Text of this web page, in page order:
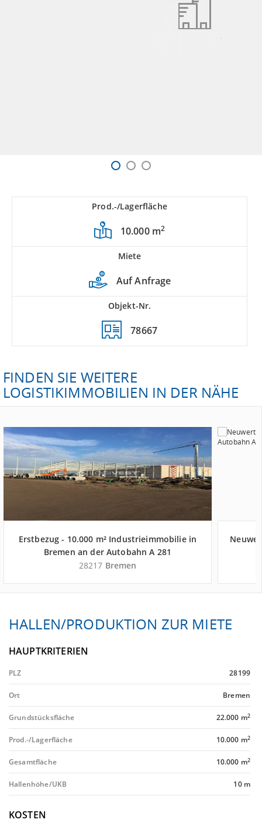
Prod.-/Lagerfläche
10.000 m2
Miete
Auf Anfrage
Objekt-Nr.
78667
FINDEN SIE WEITERE
LOGISTIKIMMOBILIEN IN DER NÄHE
Erstbezug - 10.000 m² Industrieimmobilie in
Bremen an der Autobahn A 281
28217 Bremen
HALLEN/PRODUKTION ZUR MIETE
HAUPTKRITERIEN
PLZ 28199
Ort Bremen
Grundstücksfläche 22.000 m2
Prod.-/Lagerfläche 10.000 m2
Gesamtfläche 10.000 m2
Hallenhöhe/UKB 10 m
KOSTEN